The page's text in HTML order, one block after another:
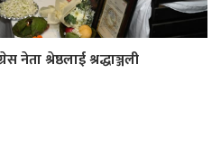
नेता श्रेष्ठलाई श्रद्धाञ्जली